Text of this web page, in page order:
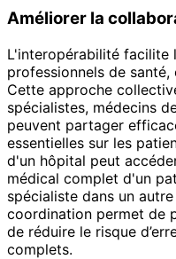
Améliorer la
L'interopérabilité facilite
professionnels de
Cette approche
spécialistes, médecins
peuvent partager
essentielles sur les
d'un hôpital peut
médical complet d'un
spécialiste dans un
coordination permet de
de réduire le risque
complets.